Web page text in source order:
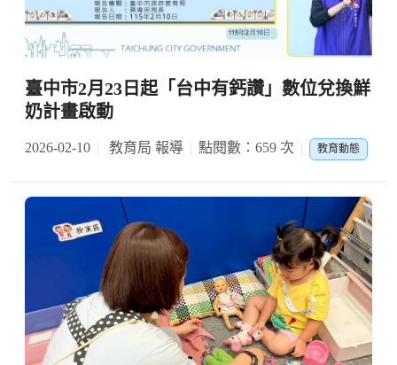
臺中市2月23日起「台中有鈣讚」數位兌換鮮
奶計畫啟動
2026-02-10 教育局 報導 點閱數：659 次 教育動態